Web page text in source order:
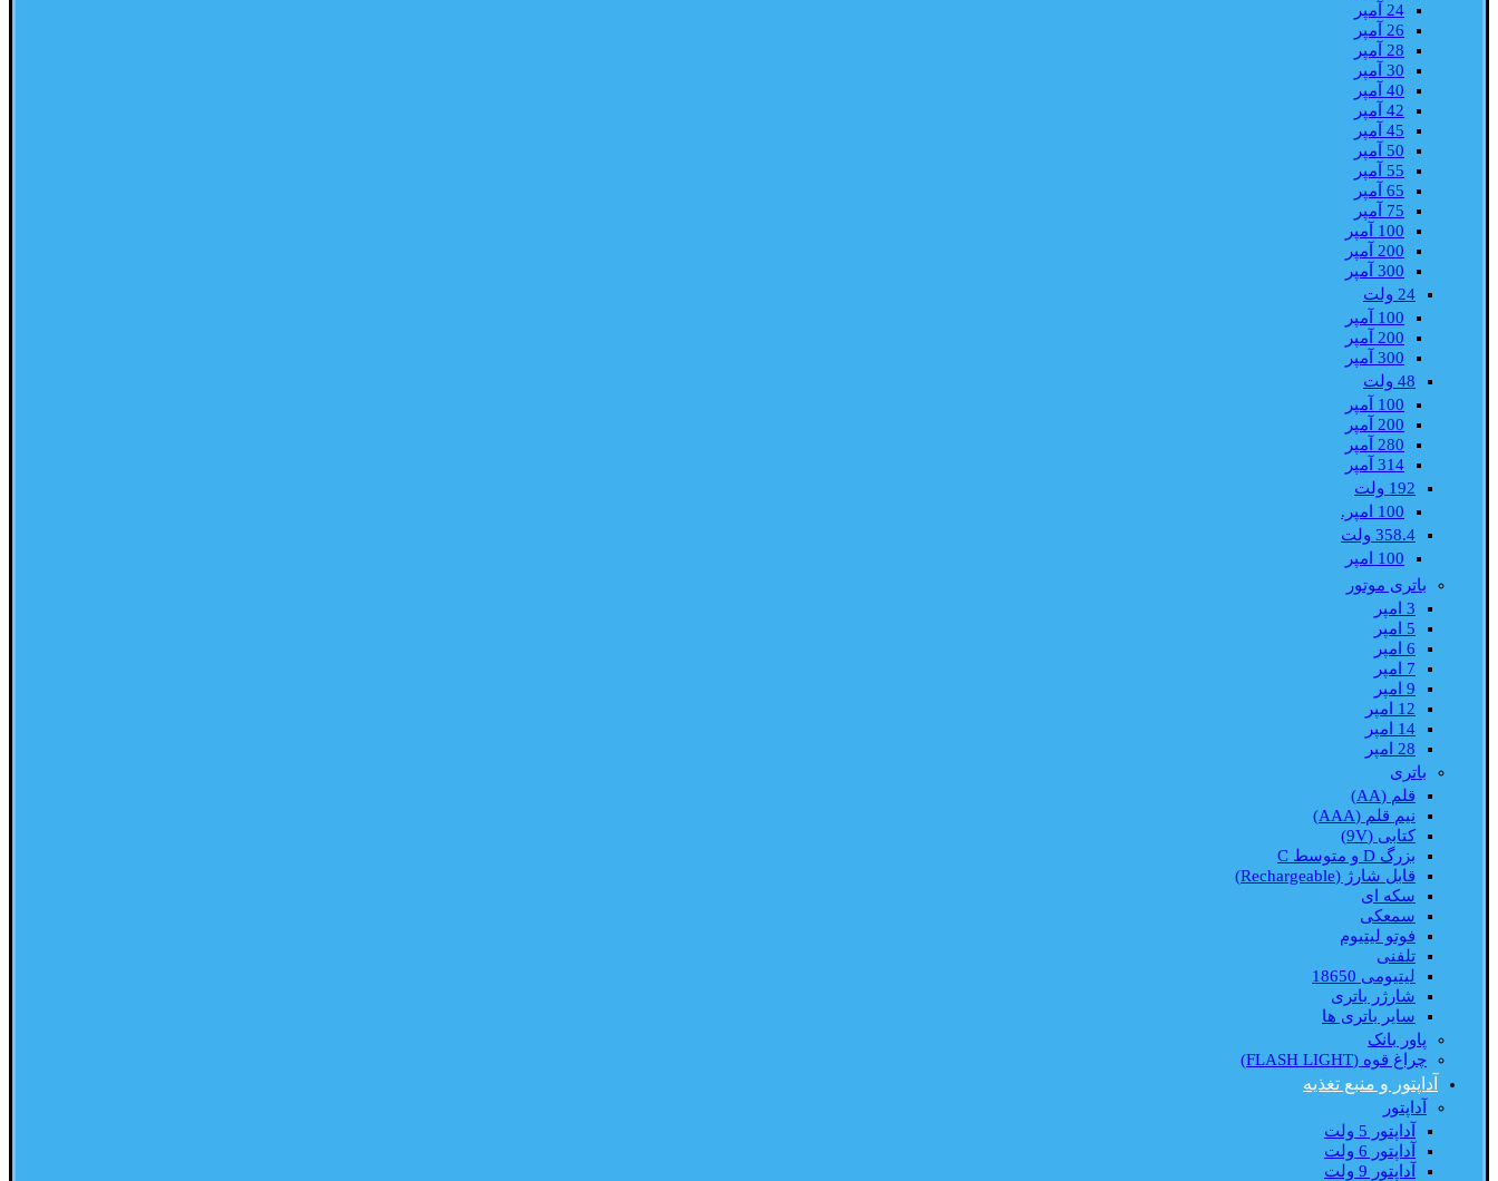
24 آمپر
26 آمپر
28 آمپر
30 آمپر
40 آمپر
42 آمپر
45 آمپر
50 آمپر
55 آمپر
65 آمپر
75 آمپر
100 آمپر
200 آمپر
300 آمپر
24 ولت
100 آمپر
200 آمپر
300 آمپر
48 ولت
100 آمپر
200 آمپر
280 آمپر
314 آمپر
192 ولت
100 امپر.
358.4 ولت
100 امپر
باتری موتور
3 امپر
5 امپر
6 امپر
7 امپر
9 امپر
12 امپر
14 امپر
28 امپر
باتری
قلم (AA)
نیم قلم (AAA)
کتابی (9V)
بزرگ D و متوسط C
قابل شارژ (Rechargeable)
سکه ای
سمعکی
فوتو لیتیوم
تلفنی
لیتیومی 18650
شارژر باتری
سایر باتری ها
پاور بانک
چراغ قوه (FLASH LIGHT)
آداپتور و منبع تغذیه
آداپتور
آداپتور 5 ولت
آداپتور 6 ولت
آداپتور 9 ولت